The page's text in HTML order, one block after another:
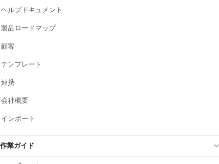
ヘルプドキュメント
製品ロードマップ
顧客
テンプレート
連携
会社概要
インポート
作業ガイド